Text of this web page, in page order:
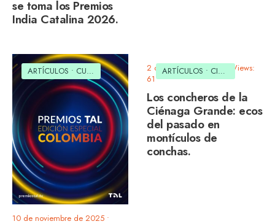
se toma los Premios
India Catalina 2026.
ARTÍCULOS • CULTURAL
10 de noviembre de 2025 •
ARTÍCULOS • CIENCIA •
2 de octubre de 2025
Views:
61
Los concheros de la
Ciénaga Grande: ecos
del pasado en
montículos de
conchas.